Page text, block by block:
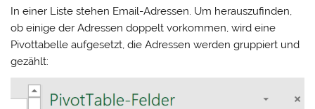
In einer Liste stehen Email-Adressen. Um herauszufinden,
ob einige der Adressen doppelt vorkommen, wird eine
Pivottabelle aufgesetzt, die Adressen werden gruppiert und
gezählt: